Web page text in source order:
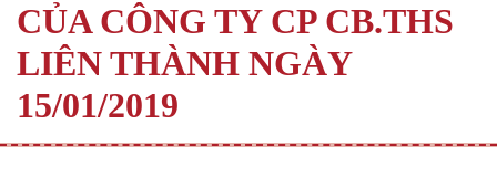
CỦA CÔNG TY CP CB.THS
LIÊN THÀNH NGÀY
15/01/2019